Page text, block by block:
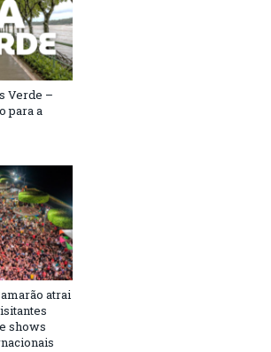
Verde –
para a
atrai
shows